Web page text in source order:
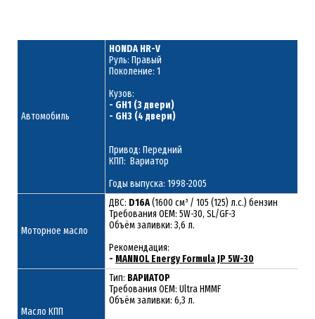
Автомобиль
HONDA HR-V
Руль: Правый
Поколение: 1
Кузов:
- GH1 (3 двери)
- GH3 (4 двери)
Привод: Передний
КПП: Вариатор
Годы выпуска: 1998-2005
Моторное масло
ДВС: D16A(1600 см³ / 105 (125) л.с.) бензин
Требования ОЕМ: 5W-30, SL/GF-3
Объём заливки: 3,6 л.
Рекомендация:
- MANNOL Energy Formula JP 5W-30
Масло КПП
Тип: ВАРИАТОР
Требования OEM: Ultra HMMF
Объём заливки: 6,3 л.